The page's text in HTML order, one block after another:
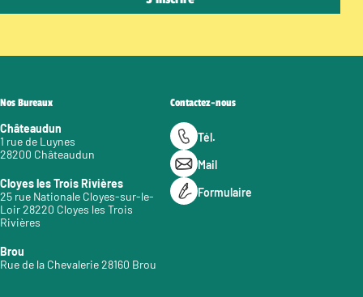
Nos Bureaux
Châteaudun
1 rue de Luynes
28200 Châteaudun
Cloyes les Trois Rivières
25 rue Nationale Cloyes-sur-le-
Loir 28220 Cloyes les Trois
Rivières
Brou
Rue de la Chevalerie 28160 Brou
Contactez-nous
Tél.
Mail
Formulaire